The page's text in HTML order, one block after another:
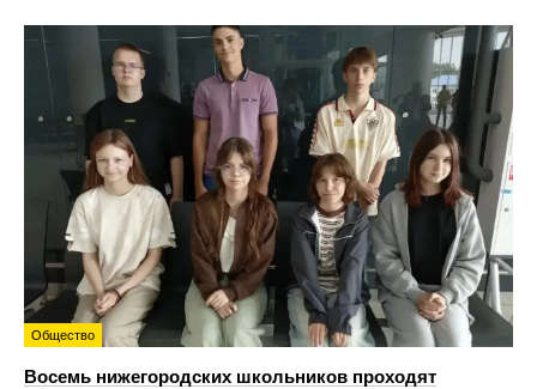
Общество
Восемь нижегородских школьников проходят